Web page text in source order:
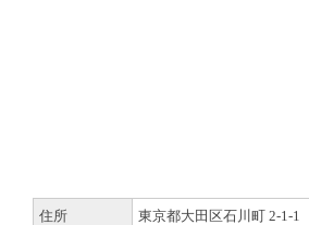
住所 東京都大田区石川町 2-1-1